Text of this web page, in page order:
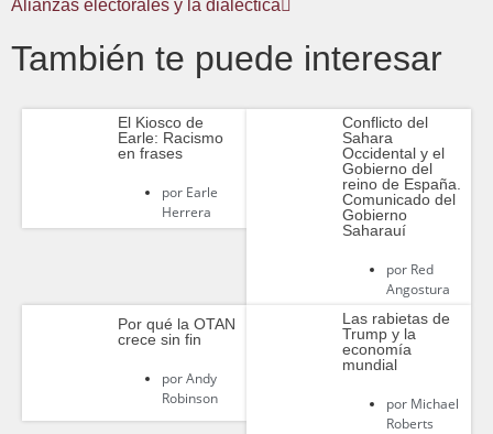
Alianzas electorales y la dialéctica
También te puede interesar
El Kiosco de
Earle: Racismo
en frases
porEarle
Herrera
Conflicto del
Sahara
Occidental y el
Gobierno del
reino de España.
Comunicado del
Gobierno
Saharauí
porRed
Angostura
Por qué la OTAN
crece sin fin
porAndy
Robinson
Las rabietas de
Trump y la
economía
mundial
porMichael
Roberts